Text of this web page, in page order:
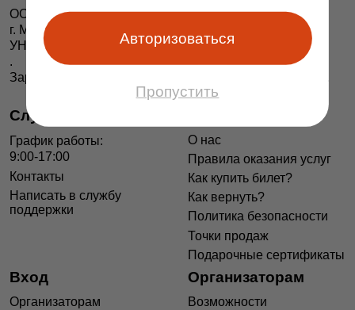
Авторизоваться
Пропустить
ООО «БЕЗКАССИРА БАЙ» Республика Беларусь
г. Минск, ул. Короля, 9, оф. 1
УНП 193615562
.
Зарегистрирован в Торговом реестре РБ 04.06.2014 г.
Служба поддержки
График работы:
9:00-17:00
Контакты
Написать в службу
поддержки
О нас
Правила оказания услуг
Как купить билет?
Как вернуть?
Политика безопасности
Точки продаж
Подарочные сертификаты
Вход
Организаторам
Организаторам
Возможности